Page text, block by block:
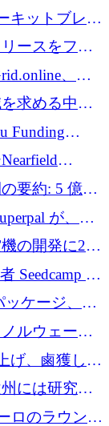
ズ A で
キットブレー
ーロを調達
ースをフラ
ユーロを確
、配
万ユーロの
求める中、
で支援
Funding
達
要約: 5 億
テクノロジ
が、
ー プラット
調達
の開発に250
Seedcamp が
投資
ッケージ、5
長基金EDM
ォトニクス
ルウェーの
げ、鹵獲した
ットフォー
には研究を
ラが不足し
ロのラウンド